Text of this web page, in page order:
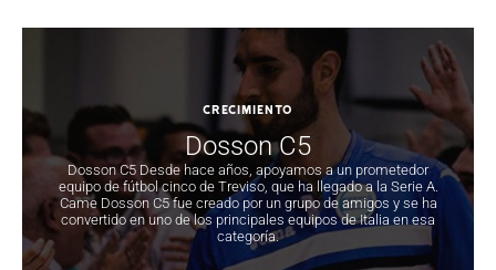
CRECIMIENTO
Dosson C5
Dosson C5 Desde hace años, apoyamos a un prometedor
equipo de fútbol cinco de Treviso, que ha llegado a la Serie A.
Came Dosson C5 fue creado por un grupo de amigos y se ha
convertido en uno de los principales equipos de Italia en esa
categoría.